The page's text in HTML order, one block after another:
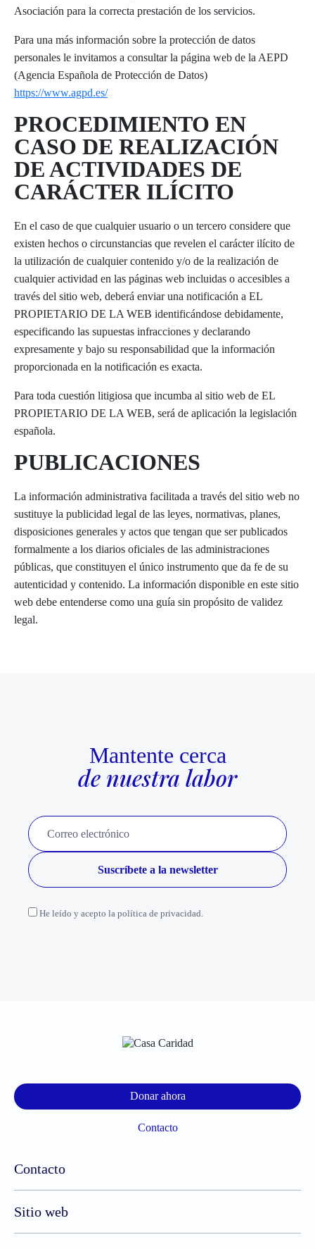
Asociación para la correcta prestación de los servicios.
Para una más información sobre la protección de datos
personales le invitamos a consultar la página web de la AEPD
(Agencia Española de Protección de Datos)
https://www.agpd.es/
PROCEDIMIENTO EN
CASO DE REALIZACIÓN
DE ACTIVIDADES DE
CARÁCTER ILÍCITO
En el caso de que cualquier usuario o un tercero considere que
existen hechos o circunstancias que revelen el carácter ilícito de
la utilización de cualquier contenido y/o de la realización de
cualquier actividad en las páginas web incluidas o accesibles a
través del sitio web, deberá enviar una notificación a EL
PROPIETARIO DE LA WEB identificándose debidamente,
especificando las supuestas infracciones y declarando
expresamente y bajo su responsabilidad que la información
proporcionada en la notificación es exacta.
Para toda cuestión litigiosa que incumba al sitio web de EL
PROPIETARIO DE LA WEB, será de aplicación la legislación
española.
PUBLICACIONES
La información administrativa facilitada a través del sitio web no
sustituye la publicidad legal de las leyes, normativas, planes,
disposiciones generales y actos que tengan que ser publicados
formalmente a los diarios oficiales de las administraciones
públicas, que constituyen el único instrumento que da fe de su
autenticidad y contenido. La información disponible en este sitio
web debe entenderse como una guía sin propósito de validez
legal.
Mantente cerca
de nuestra labor
He leído y acepto la política de privacidad.
Contacto
Sitio web
Donar ahora
Contacto